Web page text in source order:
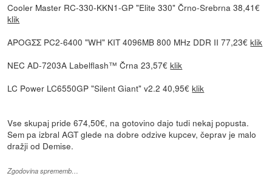
Cooler Master RC-330-KKN1-GP "Elite 330" Črno-Srebrna 38,41€
klik
APOGΣΣ PC2-6400 "WH" KIT 4096MB 800 MHz DDR II 77,23€klik
NEC AD-7203A Labelflash™ Črna 23,57€klik
LC Power LC6550GP "Silent Giant" v2.2 40,95€klik
Vse skupaj pride 674,50€, na gotovino dajo tudi nekaj popusta.
Sem pa izbral AGT glede na dobre odzive kupcev, čeprav je malo
dražji od Demise.
Zgodovina sprememb…